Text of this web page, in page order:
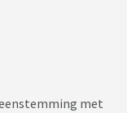
met